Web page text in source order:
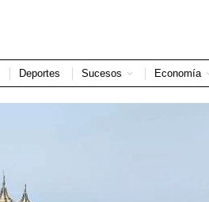
Deportes Sucesos Economía